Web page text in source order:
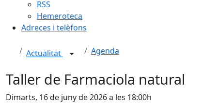
RSS
Hemeroteca
Adreces i telèfons
Actualitat Agenda
Taller de Farmaciola natural
Dimarts, 16 de juny de 2026 a les 18:00h